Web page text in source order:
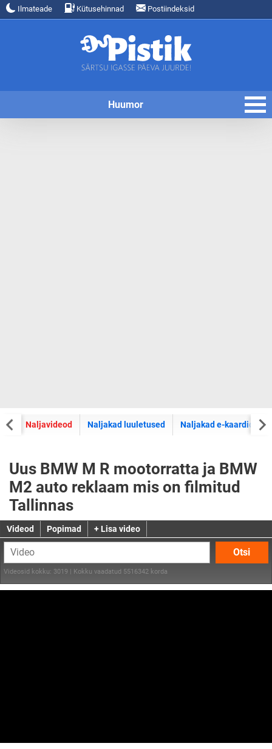
Ilmateade Kütusehinnad Postiindeksid
Huumor
Naljavideod Naljakad luuletused Naljakad e-kaardid
Uus BMW M R mootorratta ja BMW
M2 auto reklaam mis on filmitud
Tallinnas
Videod Popimad + Lisa video
Otsi
Videosid kokku: 3019 | Kokku vaadatud 5516342 korda